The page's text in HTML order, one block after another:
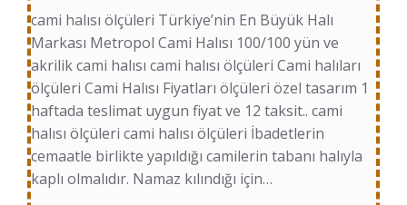
cami halısı ölçüleri Türkiye’nin En Büyük Halı
Markası Metropol Cami Halısı 100/100 yün ve
akrilik cami halısı cami halısı ölçüleri Cami halıları
ölçüleri Cami Halısı Fiyatları ölçüleri özel tasarım 1
haftada teslimat uygun fiyat ve 12 taksit.. cami
halısı ölçüleri cami halısı ölçüleri İbadetlerin
cemaatle birlikte yapıldığı camilerin tabanı halıyla
kaplı olmalıdır. Namaz kılındığı için…